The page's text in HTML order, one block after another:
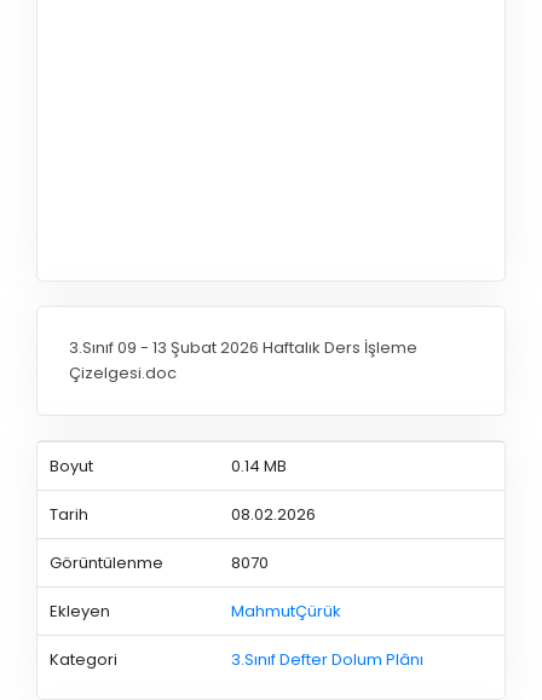
3.Sınıf 09 - 13 Şubat 2026 Haftalık Ders İşleme
Çizelgesi.doc
Boyut 0.14 MB
Tarih 08.02.2026
Görüntülenme 8070
Ekleyen MahmutÇürük
Kategori 3.Sınıf Defter Dolum Plânı